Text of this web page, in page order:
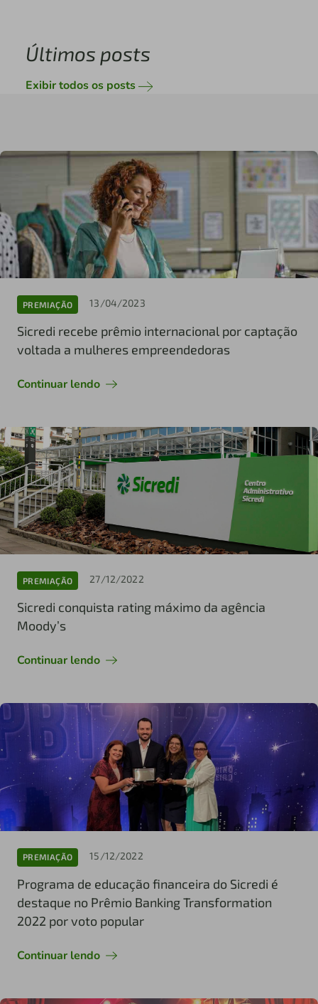
Últimos posts
Exibir todos os posts
PREMIAÇÃO 13/04/2023
Sicredi recebe prêmio internacional por captação
voltada a mulheres empreendedoras
Continuar lendo
PREMIAÇÃO 27/12/2022
Sicredi conquista rating máximo da agência
Moody’s
Continuar lendo
PREMIAÇÃO 15/12/2022
Programa de educação financeira do Sicredi é
destaque no Prêmio Banking Transformation
2022 por voto popular
Continuar lendo